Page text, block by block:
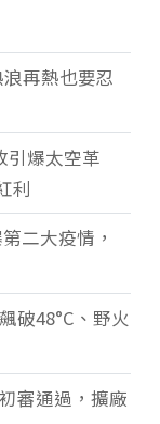
再熱也要忍
引爆太空革
利
二大疫情，
破48°C、野火
審通過，擴廠